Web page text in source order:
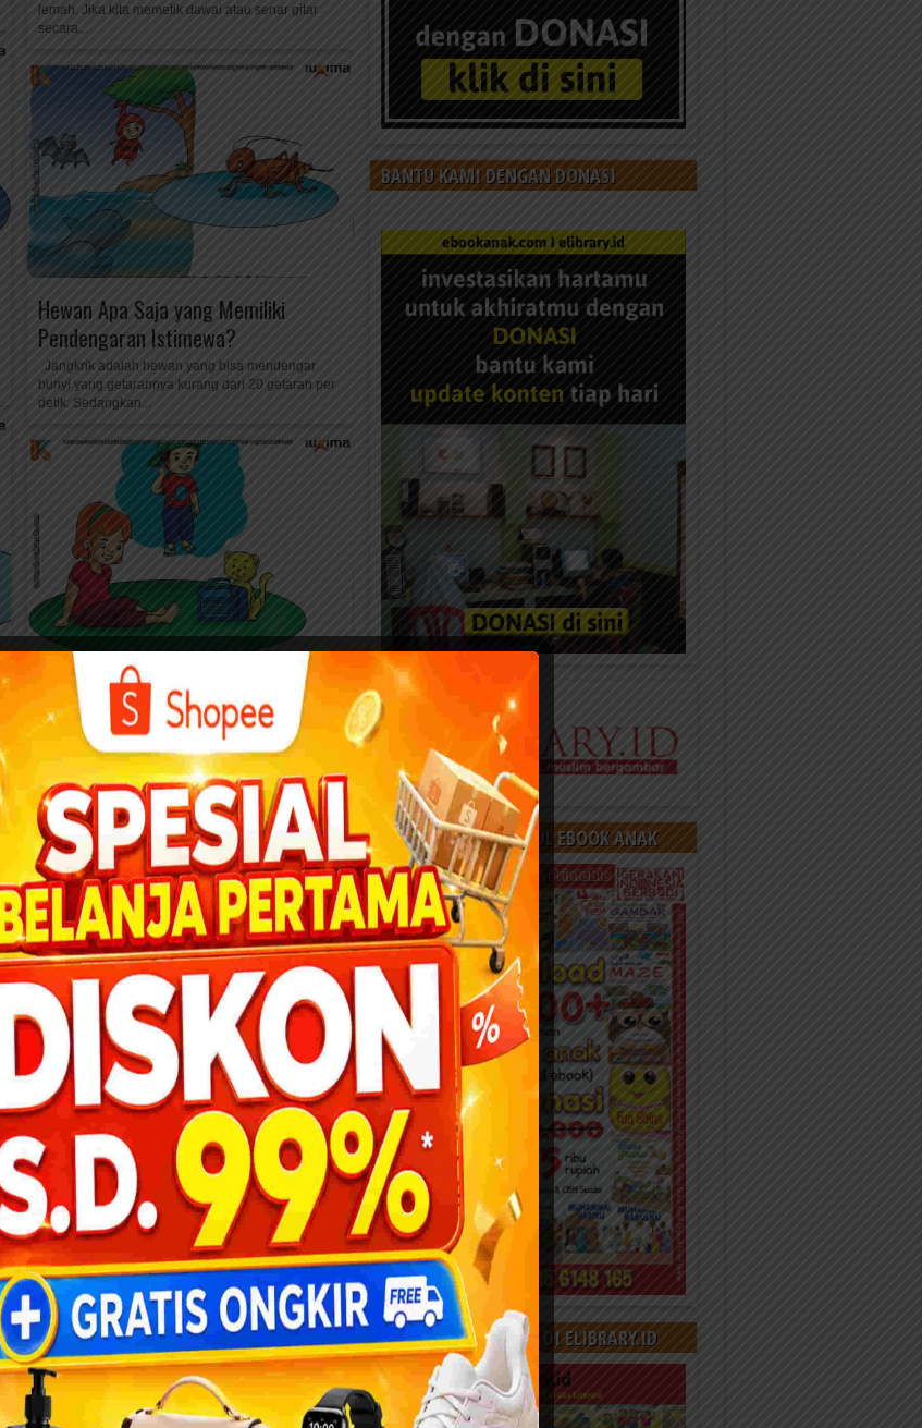
lemah. Jika kita memetik dawai atau senar gitar
secara...
Hewan Apa Saja yang Memiliki
Pendengaran Istimewa?
Jangkrik adalah hewan yang bisa mendengar
bunyi yang getarannya kurang dari 20 getaran per
detik. Sedangkan...
Apakah Ada Bunyi yang Tidak Bisa
Didengar oleh Manusia?
Tidak semua suara atau bunyi dapat didengar
manusia. Bunyi yang dapat didengar manusia
adalah bunyi yang...
Bagaimana Cara Orang Indian
Mengirim Pesan Berita pada
Temannya?
Suara dapat merambat di tanah. Duk! Duk! Duk!
Suku Indian mengirim berita kepada temannya
dengan memukul...
BANTU KAMI DENGAN DONASI
DOWNLOAD 400 JUDUL EBOOK ANAK
BACA 3000+ KONTEN DI ELIBRARY.ID